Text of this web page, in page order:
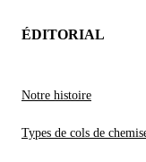
ÉDITORIAL
Notre histoire
Types de cols de